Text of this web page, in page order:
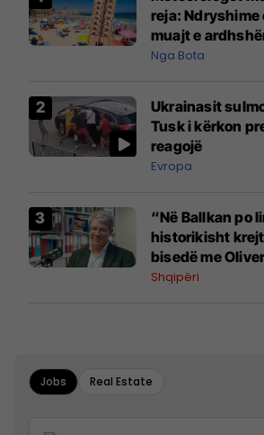
reja: Ndryshime
muajt e
pazakontë
Nga Bota
Ukrainasit
Tusk i kërkon
reagojë
Evropa
“Në Ballkan po
historikisht krejt
bisedë me
mbi protestat në
Shqipëri
Jobs Real Estate